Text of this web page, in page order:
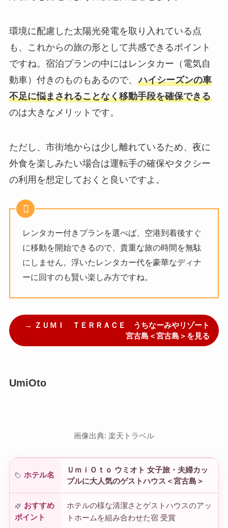
環境に配慮した太陽光発電を取り入れている点
も、これからの旅の形として共感できるポイント
ですね。宿泊プランの中にはレンタカー（電気自
動車）付きのものもあるので、 ハイシーズンの車
不足に悩まされることなく移動手段を確保できる
のは大きなメリットです。
ただし、市街地からは少し離れているため、夜に
外食を楽しみたい場合は運転手の確保やタクシー
の利用を想定しておくと良いですよ。
レンタカー付きプランを選べば、空港到着後すぐ
に移動を開始できるので、貴重な旅の時間を無駄
にしません。浮いたレンタカー代を豪華なディナ
ーに回すのも賢い楽しみ方ですね。
→ ＺＵＭＩ ＴＥＲＲＡＣＥ うちなーみやリゾート
宮古島＜宮古島＞を見る
UmiOto
画像出典: 楽天トラベル
ホテル名
ＵｍｉＯｔｏ ウミオト 女子旅・夫婦カッ
プルに大人気のゲストハウス＜宮古島＞
おすすめ
ポイント
ホテルの様な清潔さとゲストハウスのアッ
トホームを組み合わせた宿 受賞